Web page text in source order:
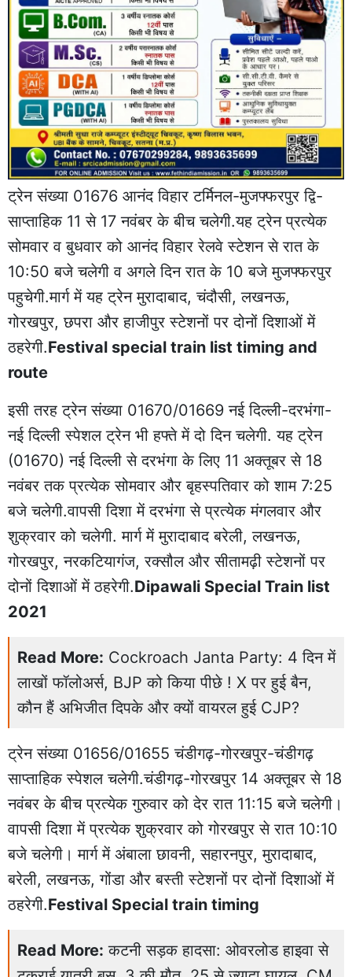
ट्रेन संख्या 01676 आनंद विहार टर्मिनल-मुजफ्फरपुर द्वि-
साप्ताहिक 11 से 17 नवंबर के बीच चलेगी.यह ट्रेन प्रत्येक
सोमवार व बुधवार को आनंद विहार रेलवे स्टेशन से रात के
10:50 बजे चलेगी व अगले दिन रात के 10 बजे मुजफ्फरपुर
पहुचेगी.मार्ग में यह ट्रेन मुरादाबाद, चंदौसी, लखनऊ,
गोरखपुर, छपरा और हाजीपुर स्टेशनों पर दोनों दिशाओं में
ठहरेगी.Festival special train list timing and
route
इसी तरह ट्रेन संख्या 01670/01669 नई दिल्ली-दरभंगा-
नई दिल्ली स्पेशल ट्रेन भी हफ्ते में दो दिन चलेगी. यह ट्रेन
(01670) नई दिल्ली से दरभंगा के लिए 11 अक्तूबर से 18
नवंबर तक प्रत्येक सोमवार और बृहस्पतिवार को शाम 7:25
बजे चलेगी.वापसी दिशा में दरभंगा से प्रत्येक मंगलवार और
शुक्रवार को चलेगी. मार्ग में मुरादाबाद बरेली, लखनऊ,
गोरखपुर, नरकटियागंज, रक्सौल और सीतामढ़ी स्टेशनों पर
दोनों दिशाओं में ठहरेगी.Dipawali Special Train list
2021
Read More: Cockroach Janta Party: 4 दिन में
लाखों फॉलोअर्स, BJP को किया पीछे ! X पर हुई बैन,
कौन हैं अभिजीत दिपके और क्यों वायरल हुई CJP?
ट्रेन संख्या 01656/01655 चंडीगढ़-गोरखपुर-चंडीगढ़
साप्ताहिक स्पेशल चलेगी.चंडीगढ़-गोरखपुर 14 अक्तूबर से 18
नवंबर के बीच प्रत्येक गुरुवार को देर रात 11:15 बजे चलेगी।
वापसी दिशा में प्रत्येक शुक्रवार को गोरखपुर से रात 10:10
बजे चलेगी। मार्ग में अंबाला छावनी, सहारनपुर, मुरादाबाद,
बरेली, लखनऊ, गोंडा और बस्ती स्टेशनों पर दोनों दिशाओं में
ठहरेगी.Festival Special train timing
Read More: कटनी सड़क हादसा: ओवरलोड हाइवा से